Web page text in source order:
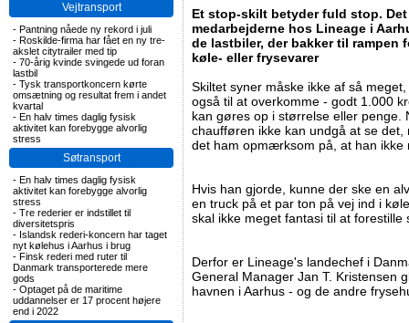
Vejtransport
- Pantning nåede ny rekord i juli
- Roskilde-firma har fået en ny tre-
akslet citytrailer med tip
- 70-årig kvinde svingede ud foran
lastbil
- Tysk transportkoncern kørte
omsætning og resultat frem i andet
kvartal
- En halv times daglig fysisk
aktivitet kan forebygge alvorlig
stress
Søtransport
- En halv times daglig fysisk
aktivitet kan forebygge alvorlig
stress
- Tre rederier er indstillet til
diversitetspris
- Islandsk rederi-koncern har taget
nyt kølehus i Aarhus i brug
- Finsk rederi med ruter til
Danmark transporterede mere
gods
- Optaget på de maritime
uddannelser er 17 procent højere
end i 2022
Et stop-skilt betyder fuld stop.
medarbejderne hos Lineage i
de lastbiler, der bakker til rampen
køle- eller frysevarer
Skiltet syner måske ikke af så
også til at overkomme - godt 1.000
kan gøres op i størrelse eller penge.
chaufføren ikke kan undgå at se
det ham opmærksom på, at han
Hvis han gjorde, kunne der ske en
en truck på et par ton på vej ind i
skal ikke meget fantasi til at
Derfor er Lineage's landechef i
General Manager Jan T. Kristensen
havnen i Aarhus - og de andre